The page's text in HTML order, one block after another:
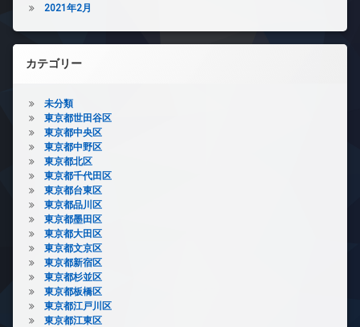
2021年2月
カテゴリー
未分類
東京都世田谷区
東京都中央区
東京都中野区
東京都北区
東京都千代田区
東京都台東区
東京都品川区
東京都墨田区
東京都大田区
東京都文京区
東京都新宿区
東京都杉並区
東京都板橋区
東京都江戸川区
東京都江東区